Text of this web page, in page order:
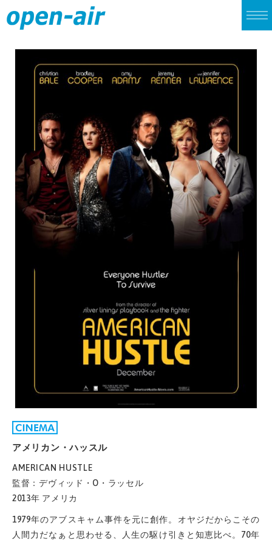
LIVE
CINEMA
ALBUM
SINGLE
ARCHIVES
アメリカン・ハッスル
AMERICAN HUSTLE
監督：デヴィッド・O・ラッセル
2013年 アメリカ
1979年のアブスキャム事件を元に創作。オヤジだからこその
人間力だなぁと思わせる、人生の駆け引きと知恵比べ。70年